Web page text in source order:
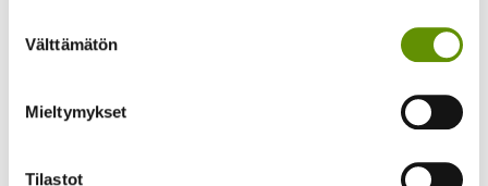
valinta
Välttämätön
Mieltymykset
Tilastot